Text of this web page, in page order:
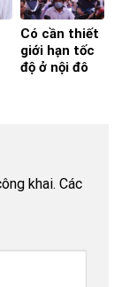
Có cần thiết
giới hạn tốc
độ ở nội đô
khai. Các